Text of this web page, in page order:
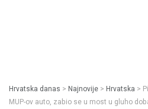
Hrvatska danas > Najnovije > Hrvatska >
MUP-ov auto, zabio se u most u gluho